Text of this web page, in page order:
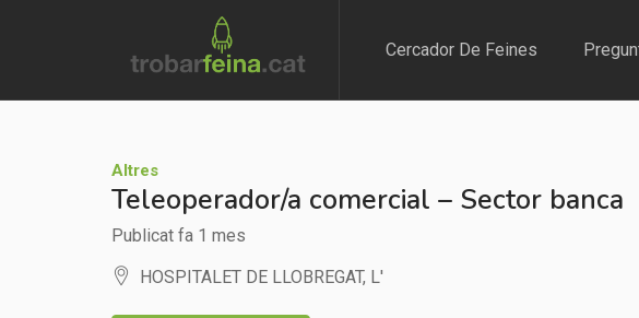
Cercador De Feines
Altres
Teleoperador/a comercial – Sector banca
Publicat fa 1 mes
HOSPITALET DE LLOBREGAT, L'